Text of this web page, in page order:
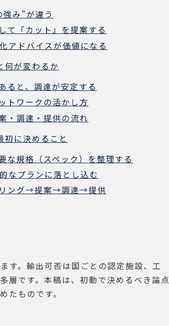
み”が違う
て「カット」を提案する
アドバイスが価値になる
何が変わるか
ると、調達が安定する
トワークの活かし方
・調達・提供の流れ
に決めること
規格（スペック）を整理する
なプランに落とし込む
ング→提案→調達→提供
す。輸出可否は国ごとの認定施設、工
層です。本稿は、初動で決めるべき論点
たものです。